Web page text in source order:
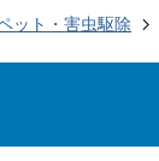
ット・害虫駆除